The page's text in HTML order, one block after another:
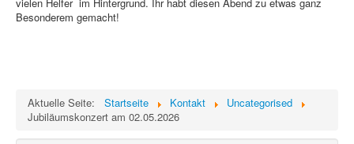
Besonderem gemacht!
Aktuelle Seite: Startseite Kontakt
Uncategorised
Jubiläumskonzert am 02.05.2026